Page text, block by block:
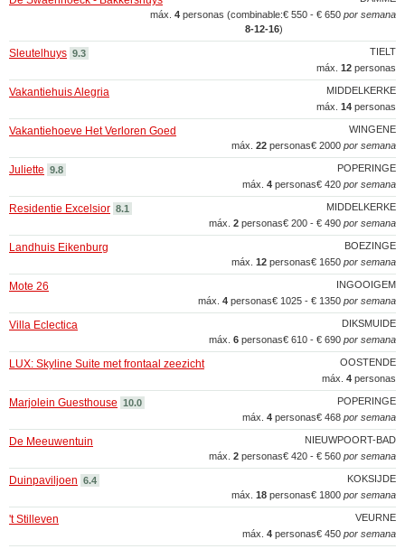
€ 550 - € 650 por semana
máx. 4 personas (combinable:
8‑12‑16)
TIELT
Sleutelhuys 9.3
máx. 12 personas
MIDDELKERKE
Vakantiehuis Alegria
máx. 14 personas
WINGENE
Vakantiehoeve Het Verloren Goed
€ 2000 por semana
máx. 22 personas
POPERINGE
Juliette 9.8
€ 420 por semana
máx. 4 personas
MIDDELKERKE
Residentie Excelsior 8.1
€ 200 - € 490 por semana
máx. 2 personas
BOEZINGE
Landhuis Eikenburg
€ 1650 por semana
máx. 12 personas
INGOOIGEM
Mote 26
€ 1025 - € 1350 por semana
máx. 4 personas
DIKSMUIDE
Villa Eclectica
€ 610 - € 690 por semana
máx. 6 personas
OOSTENDE
LUX: Skyline Suite met frontaal zeezicht
máx. 4 personas
POPERINGE
Marjolein Guesthouse 10.0
€ 468 por semana
máx. 4 personas
NIEUWPOORT-BAD
De Meeuwentuin
€ 420 - € 560 por semana
máx. 2 personas
KOKSIJDE
Duinpaviljoen 6.4
€ 1800 por semana
máx. 18 personas
VEURNE
't Stilleven
€ 450 por semana
máx. 4 personas